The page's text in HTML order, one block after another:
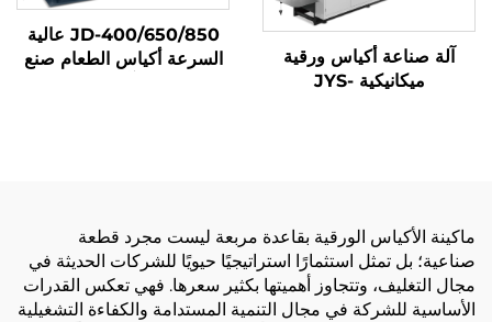
آلة صناعة أكياس ورقية
ميكانيكية JYS-
JD-400/650/850 عالية
السرعة أكياس الطعام صنع
ماكينة الأكياس الورقية بقاعدة مربعة ليست مجرد قطعة
صناعية؛ بل تمثل استثمارًا استراتيجيًا حيويًا للشركات الحديثة في
مجال التغليف، وتتجاوز أهميتها بكثير سعرها. فهي تعكس القدرات
الأساسية للشركة في مجال التنمية المستدامة والكفاءة التشغيلية